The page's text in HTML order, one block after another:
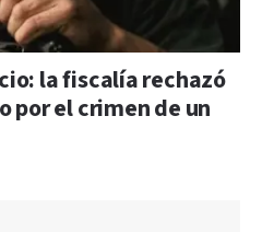
la fiscalía rechazó
por el crimen de un